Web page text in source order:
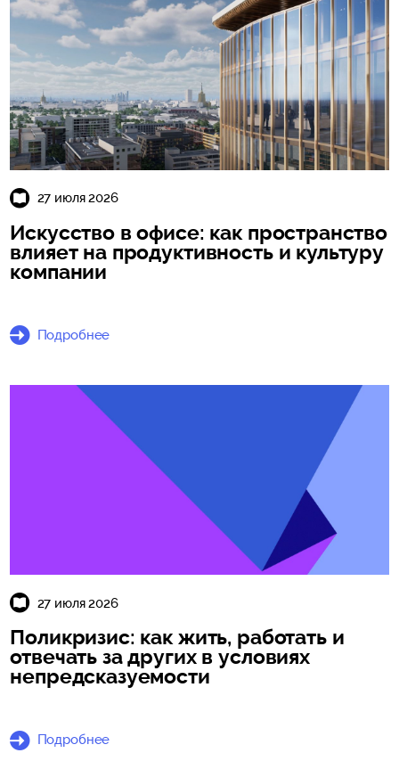
27 июля 2026
Искусство в офисе: как пространство
влияет на продуктивность и культуру
компании
Подробнее
27 июля 2026
Поликризис: как жить, работать и
отвечать за других в условиях
непредсказуемости
Подробнее